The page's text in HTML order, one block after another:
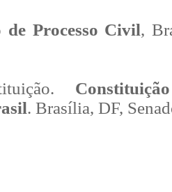
de Processo Civil,
. Brasília, DF,